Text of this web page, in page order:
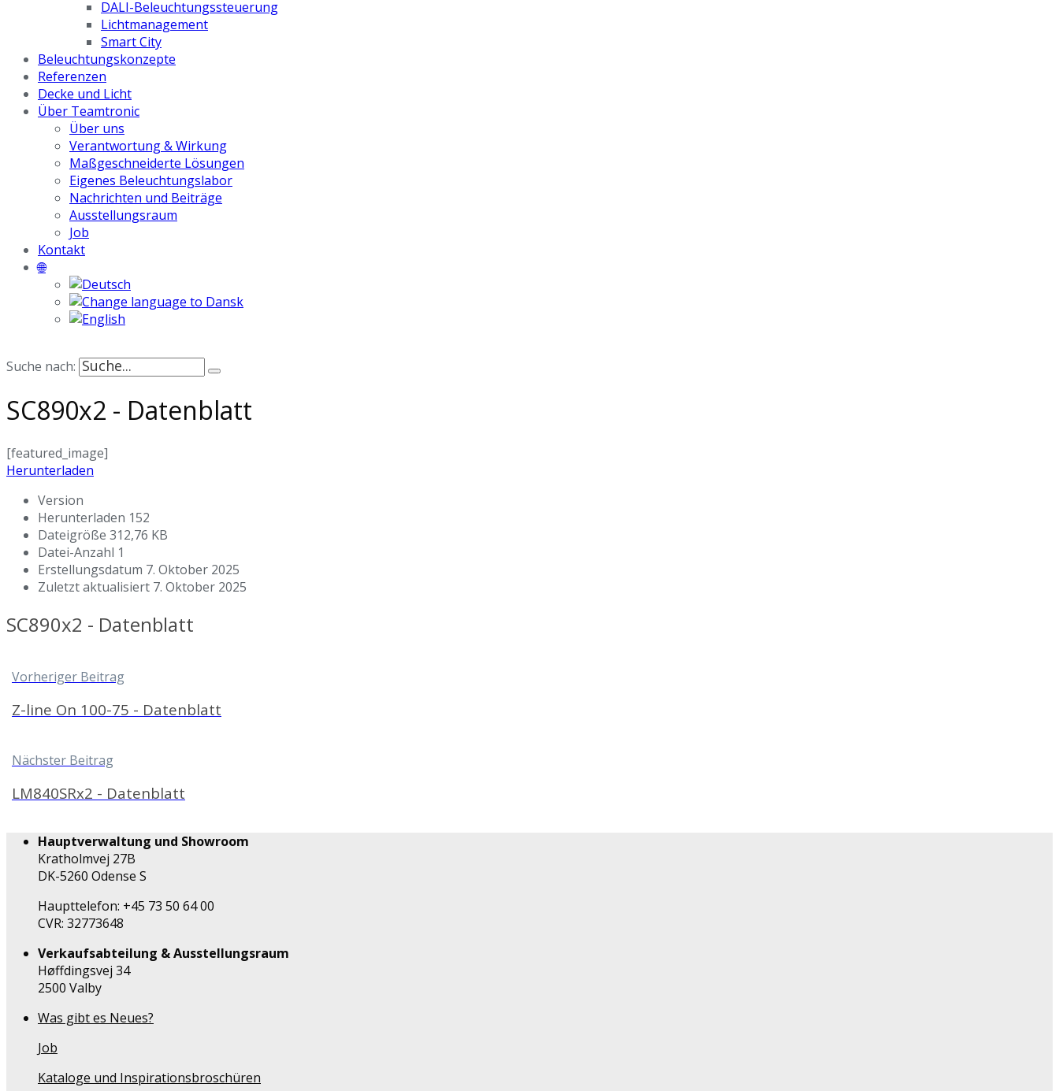
DALI-Beleuchtungssteuerung
Lichtmanagement
Smart City
Beleuchtungskonzepte
Referenzen
Decke und Licht
Über Teamtronic
Über uns
Verantwortung & Wirkung
Maßgeschneiderte Lösungen
Eigenes Beleuchtungslabor
Nachrichten und Beiträge
Ausstellungsraum
Job
Kontakt
🌐
Suche nach:
SC890x2 - Datenblatt
[featured_image]
Herunterladen
Version
Herunterladen 152
Dateigröße 312,76 KB
Datei-Anzahl 1
Erstellungsdatum 7. Oktober 2025
Zuletzt aktualisiert 7. Oktober 2025
SC890x2 - Datenblatt
Vorheriger Beitrag
Z-line On 100-75 - Datenblatt
Nächster Beitrag
LM840SRx2 - Datenblatt
Hauptverwaltung und Showroom
Kratholmvej 27B
DK-5260 Odense S
Haupttelefon: +45 73 50 64 00
CVR: 32773648
Verkaufsabteilung & Ausstellungsraum
Høffdingsvej 34
2500 Valby
Was gibt es Neues?
Job
Kataloge und Inspirationsbroschüren